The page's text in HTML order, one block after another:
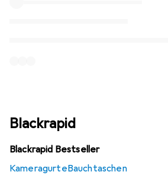
Blackrapid
Blackrapid Bestseller
KameragurteBauchtaschen